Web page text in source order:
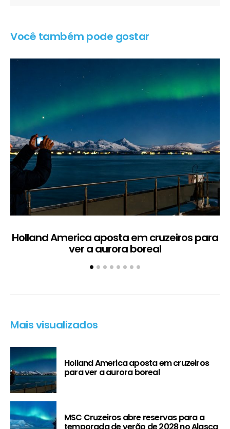
Você também pode gostar
Holland America aposta em cruzeiros para
ver a aurora boreal
Mais visualizados
Holland America aposta em cruzeiros
para ver a aurora boreal
MSC Cruzeiros abre reservas para a
temporada de verão de 2028 no Alasca